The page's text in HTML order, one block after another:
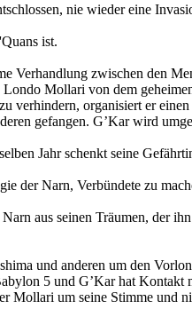
nie wieder eine
ist.
zwischen den
Mollari von dem
verhindern, organisiert er
gefangen. G’Kar wird
Jahr schenkt seine
der Narn, Verbündete zu
aus seinen Träumen, der
und anderen um den
5 und G’Kar hat
um seine Stimme und